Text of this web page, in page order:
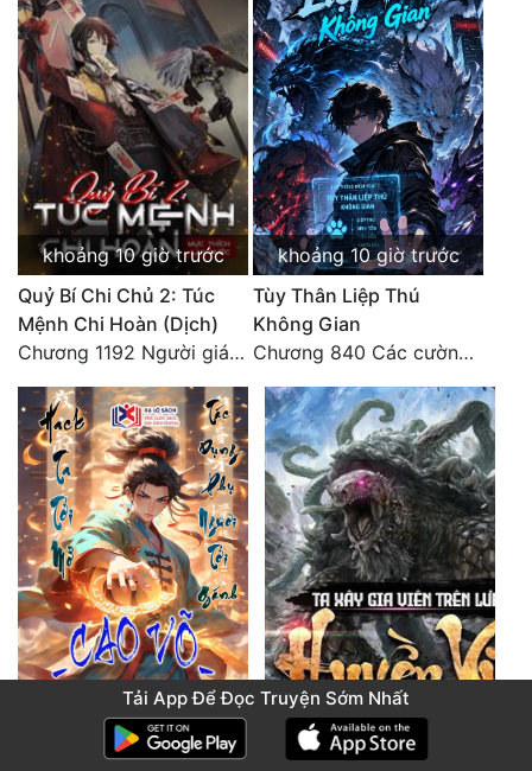
khoảng 10 giờ trước
Quỷ Bí Chi Chủ 2: Túc
Mệnh Chi Hoàn (Dịch)
Chương 1192 Người giám thị
khoảng 10 giờ trước
Tùy Thân Liệp Thú
Không Gian
Chương 840 Các cường giả Hằng Tinh cấp khác đâu?
khoảng 10 giờ trước
Cao Võ: Hack Ta Tới Mở,
khoảng 10 giờ trước
Ta Xây Gia Viên Trên
Tải App Để Đọc Truyện Sớm Nhất